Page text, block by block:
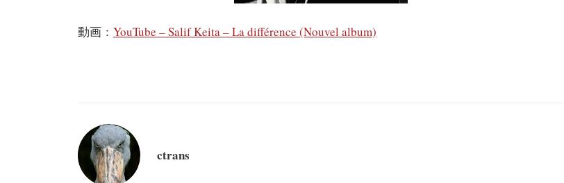
動画： YouTube – Salif Keita – La différence (Nouvel album)
ctrans